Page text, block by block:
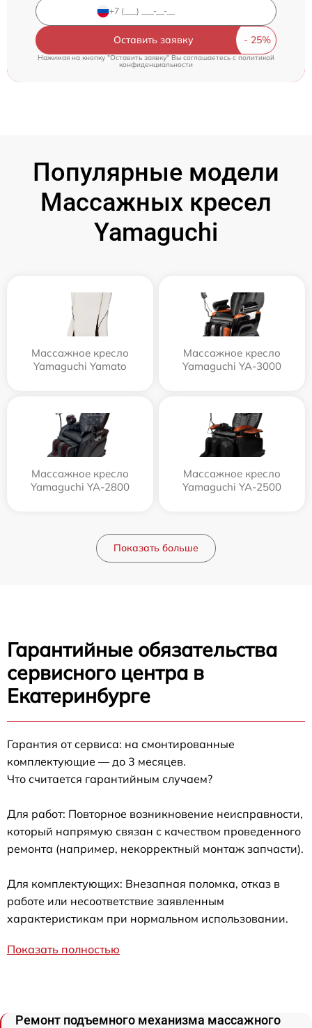
Оставить заявку
Нажимая на кнопку "Оставить заявку" Вы соглашаетесь cполитикой
конфиденциальности
Популярные модели
Массажных кресел
Yamaguchi
Массажное кресло
Yamaguchi Yamato
Массажное кресло
Yamaguchi YA-3000
Массажное кресло
Yamaguchi YA-2800
Массажное кресло
Yamaguchi YA-2500
Показать больше
Гарантийные обязательства
сервисного центра в
Екатеринбурге
Гарантия от сервиса: на смонтированные
комплектующие — до 3 месяцев.
Что считается гарантийным случаем?
Для работ: Повторное возникновение неисправности,
который напрямую связан с качеством проведенного
ремонта (например, некорректный монтаж запчасти).
Для комплектующих: Внезапная поломка, отказ в
работе или несоответствие заявленным
характеристикам при нормальном использовании.
Показать полностью
Ремонт подъемного механизма массажного